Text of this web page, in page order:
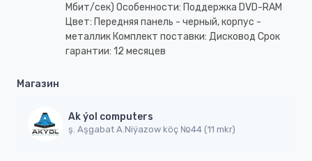
Мбит/сек) Особенности: Поддержка DVD-RAM
Цвет: Передняя панель - черный, корпус -
металлик Комплект поставки: Дисковод Срок
гарантии: 12 месяцев
Магазин
Ak ýol computers
ş. Aşgabat A.Niýazow köç №44 (11 mkr)